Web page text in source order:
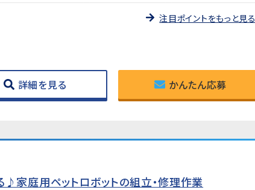
注目ポイントをもっと見る
詳細を見る かんたん応募
家庭用ペットロボットの組立・修理作業